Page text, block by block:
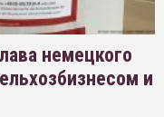
немецкого
и